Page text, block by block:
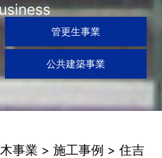
管更生事業
公共建築事業
事業 >施工事例 > 住吉